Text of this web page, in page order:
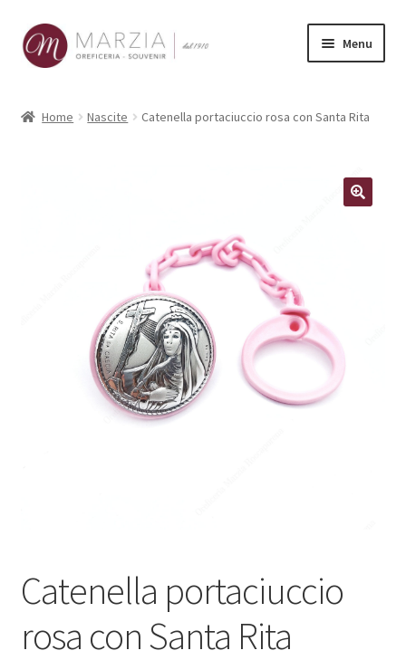
Vai
alla
Vai
al
Menu
Home Nascite Catenella portaciuccio rosa con Santa Rita
Catenella portaciuccio
rosa con Santa Rita